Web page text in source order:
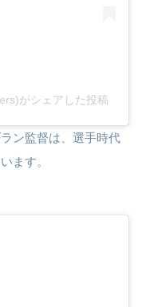
がシェアした投稿
ン監督は、選手時代
ます。